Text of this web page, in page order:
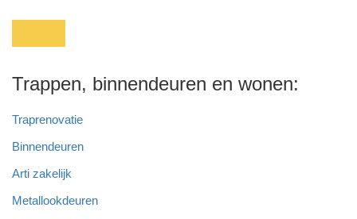
Trappen, binnendeuren en wonen:
Traprenovatie
Binnendeuren
Arti zakelijk
Metallookdeuren